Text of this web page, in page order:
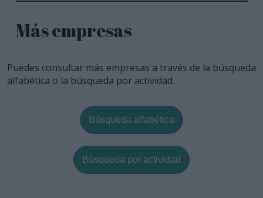
Más empresas
Puedes consultar más empresas a través de la búsqueda
alfabética o la búsqueda por actividad.
Búsqueda alfabética
Búsqueda por actividad